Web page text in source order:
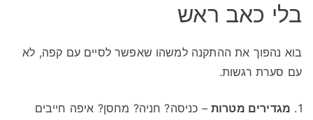
בלי כאב ראש
בוא נהפוך את ההתקנה למשהו שאפשר לסיים עם קפה, לא
עם סערת רגשות.
מגדירים מטרות – כניסה? חניה? מחסן? איפה חייבים